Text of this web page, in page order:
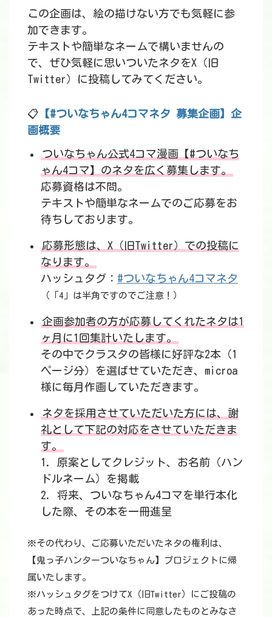
この企画は、絵の描けない方でも気軽に参
加できます。
テキストや簡単なネームで構いませんの
で、ぜひ気軽に思いついたネタをX（旧
Twitter）に投稿してみてください。
📋 【#ついなちゃん4コマネタ 募集企画】企
画概要
ついなちゃん公式4コマ漫画【#ついなち
ゃん4コマ】のネタを広く募集します。
応募資格は不問。
テキストや簡単なネームでのご応募をお
待ちしております。
応募形態は、X（旧Twitter）での投稿に
なります。
ハッシュタグ： #ついなちゃん4コマネタ
（「4」は半角ですのでご注意！）
企画参加者の方が応募してくれたネタは1
ヶ月に1回集計いたします。
その中でクラスタの皆様に好評な2本（1
ページ分）を選ばせていただき、microa
様に毎月作画していただきます。
ネタを採用させていただいた方には、謝
礼として下記の対応をさせていただきま
す。
1. 原案としてクレジット、お名前（ハン
ドルネーム）を掲載
2. 将来、ついなちゃん4コマを単行本化
した際、その本を一冊進呈
※その代わり、ご応募いただいたネタの権利は、
【鬼っ子ハンターついなちゃん】プロジェクトに帰
属いたします。
※ハッシュタグをつけてX（旧Twitter）にご投稿の
あった時点で、上記の条件に同意したものとみなさ